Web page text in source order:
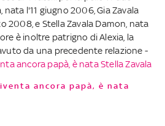
l'11 giugno 2006, Gia Zavala
2008, e Stella Zavala Damon, nata
è inoltre patrigno di Alexia, la
da una precedente relazione -
ancora papà, è nata Stella Zavala